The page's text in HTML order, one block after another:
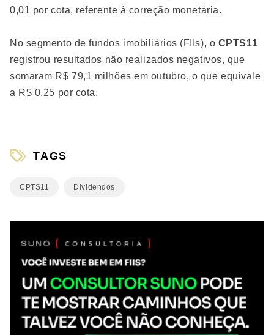
0,01 por cota, referente à correção monetária.
No segmento de fundos imobiliários (FIIs), o CPTS11
registrou resultados não realizados negativos, que
somaram R$ 79,1 milhões em outubro, o que equivale
a R$ 0,25 por cota.
TAGS
CPTS11 Dividendos